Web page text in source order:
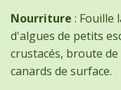
Nourriture : Fouille
d'algues de petits
crustacés, broute
canards de surface.